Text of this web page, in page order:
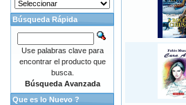
Búsqueda Rápida
Use palabras clave para
encontrar el producto que
busca.
Búsqueda Avanzada
Que es lo Nuevo ?